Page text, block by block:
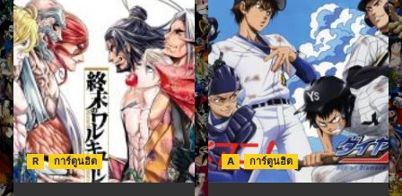
R การ์ตูนฮิต A การ์ตูนฮิต